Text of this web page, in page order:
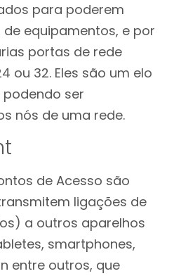
para poderem
equipamentos, e por
portas de rede
ou 32. Eles são um elo
ser
nós de uma rede.
de Acesso são
ligações de
a outros aparelhos
smartphones,
entre outros, que